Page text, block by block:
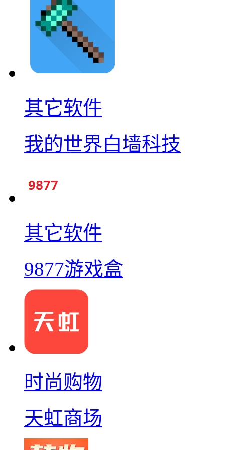
其它软件
我的世界白墙科技
其它软件
9877游戏盒
时尚购物
天虹商场